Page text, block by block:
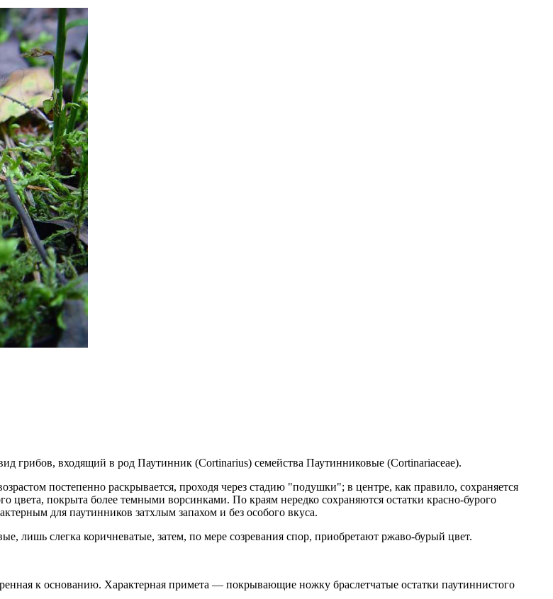
грибов, входящий в род Паутинник (Cortinarius) семейства Паутинниковые (Cortinariaceae).
постепенно раскрывается, проходя через стадию "подушки"; в центре, как правило, сохраняется
цвета, покрыта более темными ворсинками. По краям нередко сохраняются остатки красно-бурого
для паутинников затхлым запахом и без особого вкуса.
лишь слегка коричневатые, затем, по мере созревания спор, приобретают ржаво-бурый цвет.
к основанию. Характерная примета — покрывающие ножку браслетчатые остатки паутиннистого